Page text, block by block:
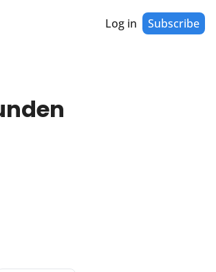
Log in Subscribe